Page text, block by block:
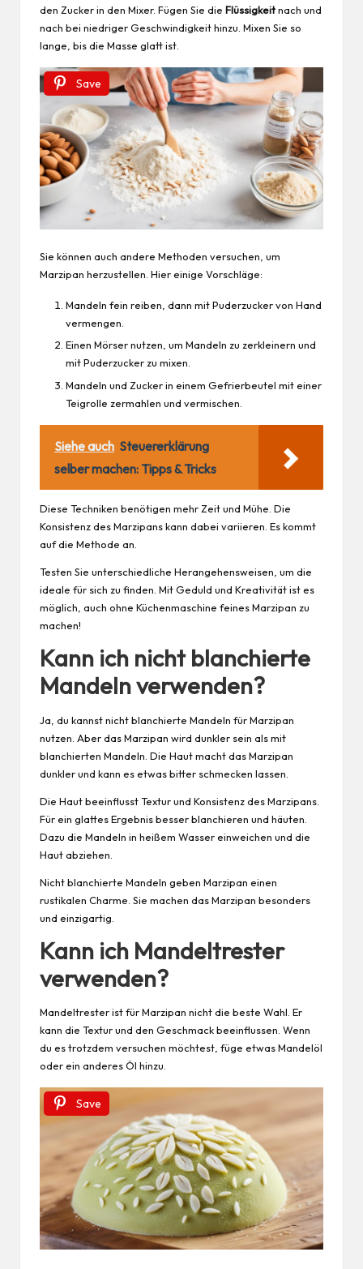
den Zucker in den Mixer. Fügen Sie die Flüssigkeitnach und
nach bei niedriger Geschwindigkeit hinzu. Mixen Sie so
lange, bis die Masse glatt ist.
Save
Sie können auch andere Methoden versuchen, um
Marzipan herzustellen. Hier einige Vorschläge:
Mandeln fein reiben, dann mit Puderzucker von Hand
vermengen.
Einen Mörser nutzen, um Mandeln zu zerkleinern und
mit Puderzucker zu mixen.
Mandeln und Zucker in einem Gefrierbeutel mit einer
Teigrolle zermahlen und vermischen.
Siehe auch Steuererklärung
selber machen: Tipps & Tricks
Diese Techniken benötigen mehr Zeit und Mühe. Die
Konsistenz des Marzipans kann dabei variieren. Es kommt
auf die Methode an.
Testen Sie unterschiedliche Herangehensweisen, um die
ideale für sich zu finden. Mit Geduld und Kreativität ist es
möglich, auch ohne Küchenmaschine feines Marzipan zu
machen!
Kann ich nicht blanchierte
Mandeln verwenden?
Ja, du kannst nicht blanchierte Mandeln für Marzipan
nutzen. Aber das Marzipan wird dunkler sein als mit
blanchierten Mandeln. Die Haut macht das Marzipan
dunkler und kann es etwas bitter schmecken lassen.
Die Haut beeinflusst Textur und Konsistenz des Marzipans.
Für ein glattes Ergebnis besser blanchieren und häuten.
Dazu die Mandeln in heißem Wasser einweichen und die
Haut abziehen.
Nicht blanchierte Mandeln geben Marzipan einen
rustikalen Charme. Sie machen das Marzipan besonders
und einzigartig.
Kann ich Mandeltrester
verwenden?
Mandeltrester ist für Marzipan nicht die beste Wahl. Er
kann die Textur und den Geschmack beeinflussen. Wenn
du es trotzdem versuchen möchtest, füge etwas Mandelöl
oder ein anderesÖl hinzu.
Save